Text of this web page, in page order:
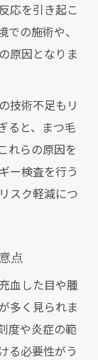
クトラブ
い事前カ
生活習慣
見極め方
コツ
日の習慣
眼のポイ
応を引き起こ
の施術や、
原因となりま
技術不足もリ
ると、まつ毛
れらの原因を
ー検査を行う
スク軽減につ
点
血した目や腫
多く見られま
度や炎症の範
る必要性がう